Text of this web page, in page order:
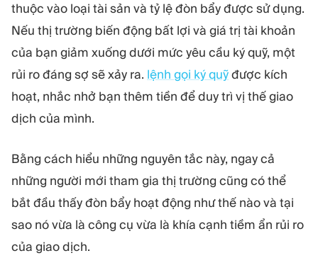
thuộc vào loại tài sản và tỷ lệ đòn bẩy được sử dụng.
Nếu thị trường biến động bất lợi và giá trị tài khoản
của bạn giảm xuống dưới mức yêu cầu ký quỹ, một
rủi ro đáng sợ sẽ xảy ra. lệnh gọi ký quỹđược kích
hoạt, nhắc nhở bạn thêm tiền để duy trì vị thế giao
dịch của mình.
Bằng cách hiểu những nguyên tắc này, ngay cả
những người mới tham gia thị trường cũng có thể
bắt đầu thấy đòn bẩy hoạt động như thế nào và tại
sao nó vừa là công cụ vừa là khía cạnh tiềm ẩn rủi ro
của giao dịch.